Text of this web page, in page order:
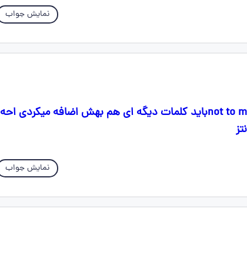
نمایش جواب
دوستان تو سوال اخری به جز not to makeباید کلمات دیگه ای هم بهش اضافه میکردی احه
نمایش جواب